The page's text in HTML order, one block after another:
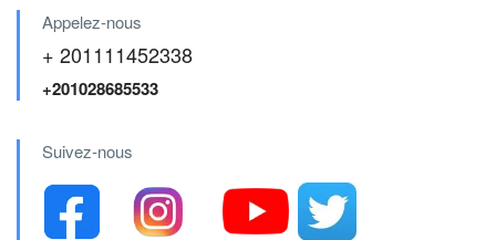
Appelez-nous
+ 201111452338
+201028685533
Suivez-nous